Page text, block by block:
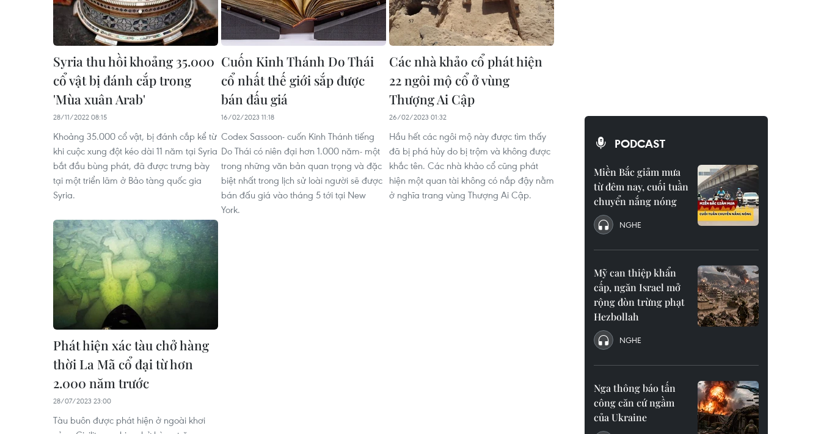
Syria thu hồi khoảng 35.000
cổ vật bị đánh cắp trong
'Mùa xuân Arab'
28/11/2022 08:15
Khoảng 35.000 cổ vật, bị đánh cắp kể từ
khi cuộc xung đột kéo dài 11 năm tại Syria
bắt đầu bùng phát, đã được trưng bày
tại một triển lãm ở Bảo tàng quốc gia
Syria.
Cuốn Kinh Thánh Do Thái
cổ nhất thế giới sắp được
bán đấu giá
16/02/2023 11:18
Codex Sassoon- cuốn Kinh Thánh tiếng
Do Thái có niên đại hơn 1.000 năm- một
trong những văn bản quan trọng và đặc
biệt nhất trong lịch sử loài người sẽ được
bán đấu giá vào tháng 5 tới tại New
York.
Các nhà khảo cổ phát hiện
22 ngôi mộ cổ ở vùng
Thượng Ai Cập
26/02/2023 01:32
Hầu hết các ngôi mộ này được tìm thấy
đã bị phá hủy do bị trộm và không được
khắc tên. Các nhà khảo cổ cũng phát
hiện một quan tài không có nắp đậy nằm
ở nghĩa trang vùng Thượng Ai Cập.
Phát hiện xác tàu chở hàng
thời La Mã cổ đại từ hơn
2.000 năm trước
28/07/2023 23:00
Tàu buôn được phát hiện ở ngoài khơi
PODCAST
Miền Bắc giảm mưa
từ đêm nay, cuối tuần
chuyển nắng nóng
NGHE
Mỹ can thiệp khẩn
cấp, ngăn Israel mở
rộng đòn trừng phạt
Hezbollah
NGHE
Nga thông báo tấn
công căn cứ ngầm
của Ukraine